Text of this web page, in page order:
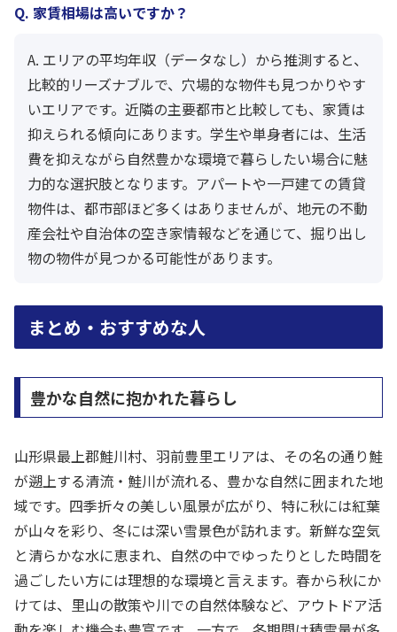
Q. 家賃相場は高いですか？
A. エリアの平均年収（データなし）から推測すると、
比較的リーズナブルで、穴場的な物件も見つかりやす
いエリアです。近隣の主要都市と比較しても、家賃は
抑えられる傾向にあります。学生や単身者には、生活
費を抑えながら自然豊かな環境で暮らしたい場合に魅
力的な選択肢となります。アパートや一戸建ての賃貸
物件は、都市部ほど多くはありませんが、地元の不動
産会社や自治体の空き家情報などを通じて、掘り出し
物の物件が見つかる可能性があります。
まとめ・おすすめな人
豊かな自然に抱かれた暮らし
山形県最上郡鮭川村、羽前豊里エリアは、その名の通り鮭
が遡上する清流・鮭川が流れる、豊かな自然に囲まれた地
域です。四季折々の美しい風景が広がり、特に秋には紅葉
が山々を彩り、冬には深い雪景色が訪れます。新鮮な空気
と清らかな水に恵まれ、自然の中でゆったりとした時間を
過ごしたい方には理想的な環境と言えます。春から秋にか
けては、里山の散策や川での自然体験など、アウトドア活